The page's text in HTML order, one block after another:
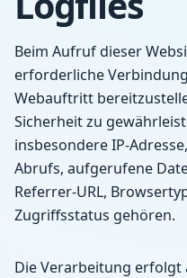
Beim Aufruf dieser
erforderliche
Webauftritt
Sicherheit zu
insbesondere IP-
Abrufs, aufgerufene
Referrer-URL,
Zugriffsstatus gehören.
Die Verarbeitung erfolgt